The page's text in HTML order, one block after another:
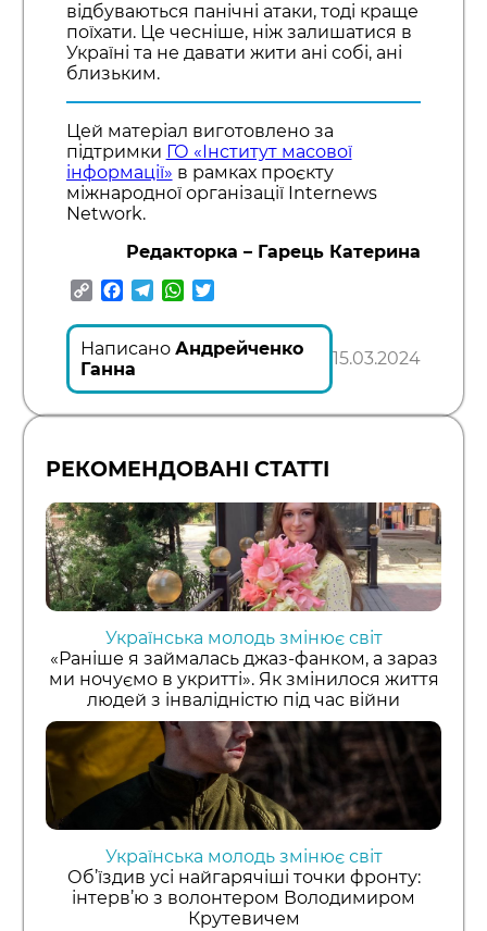
відбуваються панічні атаки, тоді краще
поїхати. Це чесніше, ніж залишатися в
Україні та не давати жити ані собі, ані
близьким.
Цей матеріал виготовлено за
підтримки ГО «Інститут масової
інформації» в рамках проєкту
міжнародної організації Internews
Network.
Редакторка – Гарець Катерина
CopyFacebook
TelegramWhatsApp
Написано Андрейченко
Ганна
15.03.2024
РЕКОМЕНДОВАНІ СТАТТІ
Українська молодь змінює світ
«Раніше я займалась джаз-фанком, а зараз
ми ночуємо в укритті». Як змінилося життя
людей з інвалідністю під час війни
Українська молодь змінює світ
Об’їздив усі найгарячіші точки фронту:
інтерв’ю з волонтером Володимиром
Крутевичем